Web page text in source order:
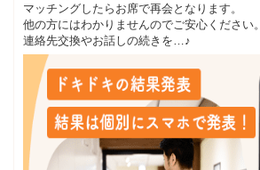
マッチングしたらお席で再会となります。
他の方にはわかりませんのでご安心ください。
連絡先交換やお話しの続きを…♪